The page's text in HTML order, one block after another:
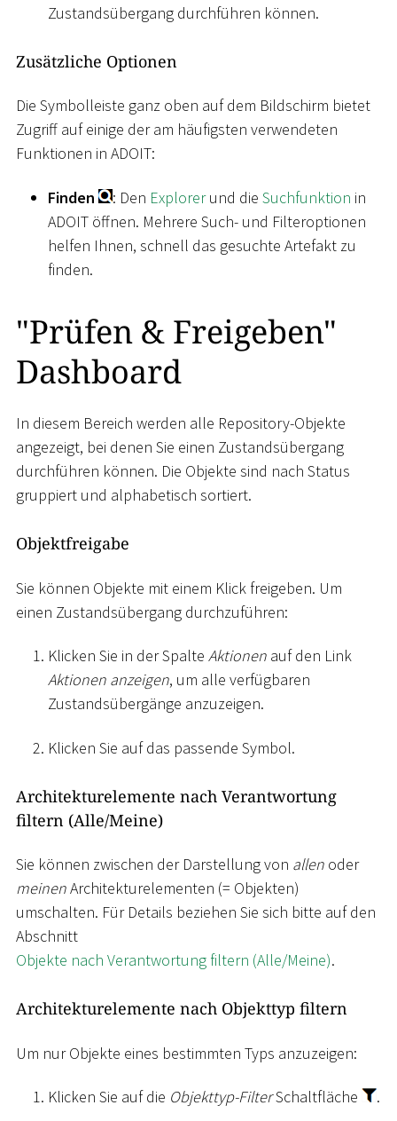
Zustandsübergang durchführen können.
Zusätzliche Optionen
Die Symbolleiste ganz oben auf dem Bildschirm bietet
Zugriff auf einige der am häufigsten verwendeten
Funktionen in ADOIT:
Finden : Den Explorerund die Suchfunktion in
ADOIT öffnen. Mehrere Such- und Filteroptionen
helfen Ihnen, schnell das gesuchte Artefakt zu
finden.
"Prüfen & Freigeben"
Dashboard
In diesem Bereich werden alle Repository-Objekte
angezeigt, bei denen Sie einen Zustandsübergang
durchführen können. Die Objekte sind nach Status
gruppiert und alphabetisch sortiert.
Objektfreigabe
Sie können Objekte mit einem Klick freigeben. Um
einen Zustandsübergang durchzuführen:
Klicken Sie in der Spalte Aktionen auf den Link
Aktionen anzeigen, um alle verfügbaren
Zustandsübergänge anzuzeigen.
Klicken Sie auf das passende Symbol.
Architekturelemente nach Verantwortung
filtern (Alle/Meine)
Sie können zwischen der Darstellung von allen oder
meinenArchitekturelementen (= Objekten)
umschalten. Für Details beziehen Sie sich bitte auf den
Abschnitt
Objekte nach Verantwortung filtern (Alle/Meine).
Architekturelemente nach Objekttyp filtern
Um nur Objekte eines bestimmten Typs anzuzeigen:
Klicken Sie auf die Objekttyp-FilterSchaltfläche .